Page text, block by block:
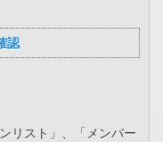
認
リスト」、「メンバー